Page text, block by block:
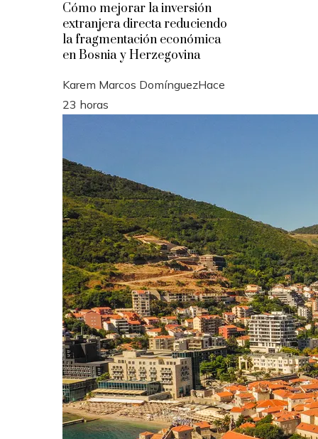
Cómo mejorar la inversión
extranjera directa reduciendo
la fragmentación económica
en Bosnia y Herzegovina
Karem Marcos DomínguezHace
23 horas